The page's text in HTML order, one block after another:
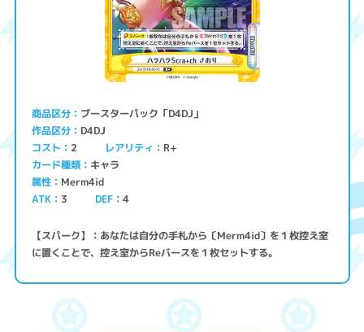
商品区分 ブースターパック「D4DJ」
作品区分 D4DJ
コスト 2 レアリティ R+
カード種類 キャラ
属性 Merm4id
ATK 3 DEF 4
【スパーク】：あなたは自分の手札から〔Merm4id〕を１枚控え室
に置くことで、控え室からReバースを１枚セットする。